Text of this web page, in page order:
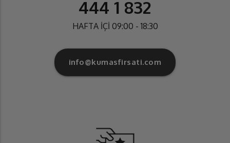
444 1 832
HAFTA İÇİ 09:00 - 18:30
info@kumasfirsati.com